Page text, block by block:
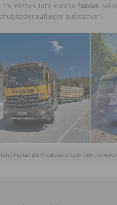
Im letzten Jahr konnte Fabian
aufstocken.
Fabian die Produktion bzw. den